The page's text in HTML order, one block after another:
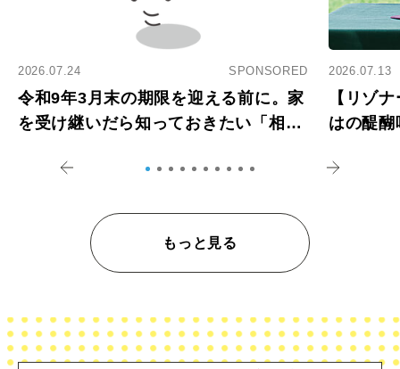
2026.07.24 SPONSORED
令和9年3月末の期限を迎える前に。家
を受け継いだら知っておきたい「相続
2026.07.13
【リゾ
はの醍
もっと見る